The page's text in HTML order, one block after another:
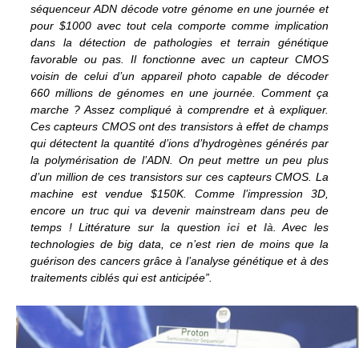
séquenceur ADN décode votre génome en une journée et
pour $1000 avec tout cela comporte comme implication
dans la détection de pathologies et terrain génétique
favorable ou pas. Il fonctionne avec un capteur CMOS
voisin de celui d’un appareil photo capable de décoder
660 millions de génomes en une journée. Comment ça
marche ? Assez compliqué à comprendre et à expliquer.
Ces capteurs CMOS ont des transistors à effet de champs
qui détectent la quantité d’ions d’hydrogènes générés par
la polymérisation de l’ADN. On peut mettre un peu plus
d’un million de ces transistors sur ces capteurs CMOS. La
machine est vendue $150K. Comme l’impression 3D,
encore un truc qui va devenir mainstream dans peu de
temps ! Littérature sur la questionici et là. Avec les
technologies de big data, ce n’est rien de moins que la
guérison des cancers grâce à l’analyse génétique et à des
traitements ciblés qui est anticipée”.